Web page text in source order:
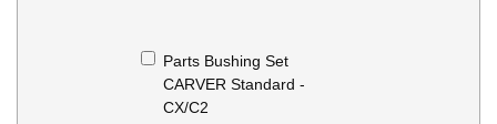
Parts Bushing Set
CARVER Standard -
CX/C2
In
Winkelwagen